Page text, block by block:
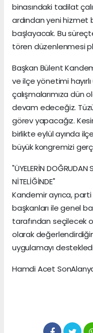
binasındaki tadilat
ardından yeni hizmet
başlayacak. Bu
tören düzenlenmesi
Başkan Bülent
ve ilçe yönetimi
çalışmalarımıza dün
devam edeceğiz.
görev yapacağız.
birlikte eylül ayında
büyük kongremizi
"ÜYELERİN DOĞRUDAN
NİTELİĞİNDE"
Kandemir ayrıca,
başkanları ile genel
tarafından seçilecek
olarak
uygulamayı
Hamdi Acet